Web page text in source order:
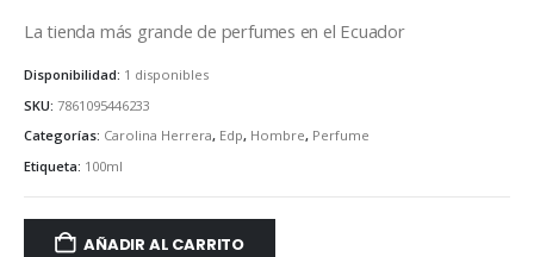
La tienda más grande de perfumes en el Ecuador
Disponibilidad: 1 disponibles
SKU: 7861095446233
Categorías: Carolina Herrera, Edp, Hombre, Perfume
Etiqueta: 100ml
AÑADIR AL CARRITO